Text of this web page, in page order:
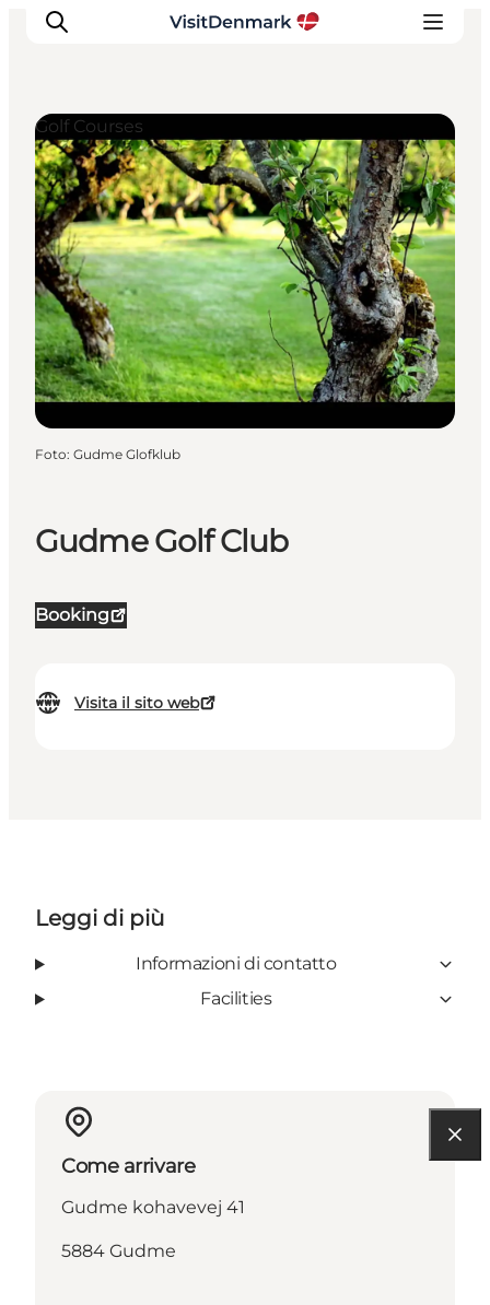
Ispirazioni
Dove andare
Cosa fare
Dove dormire
Pianifica il viaggio
Gudme Golf Club
Booking
Visita il sito web
Golf Courses
Foto: Gudme Glofklub
Leggi di più
Informazioni di contatto
Facilities
Come arrivare
Gudme kohavevej 41
5884 Gudme